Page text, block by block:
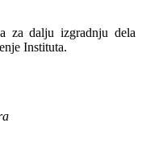
za dalju izgradnju dela
Instituta.